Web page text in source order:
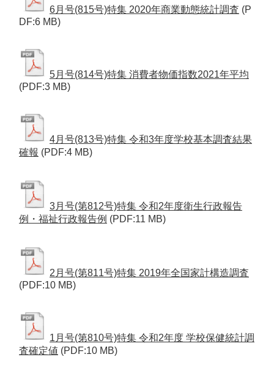
6月号(815号)特集 2020年商業動態統計調査 (P
DF:6 MB)
5月号(814号)特集 消費者物価指数2021年平均
(PDF:3 MB)
4月号(813号)特集 令和3年度学校基本調査結果
確報 (PDF:4 MB)
3月号(第812号)特集 令和2年度衛生行政報告
例・福祉行政報告例 (PDF:11 MB)
2月号(第811号)特集 2019年全国家計構造調査
(PDF:10 MB)
1月号(第810号)特集 令和2年度 学校保健統計調
査確定値 (PDF:10 MB)